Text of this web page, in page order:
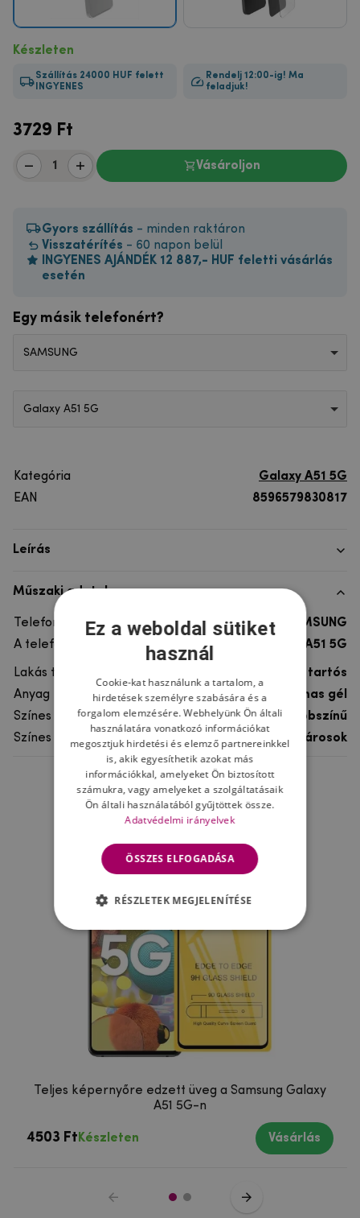
Készleten
Szállítás 24000 HUF felett
INGYENES
Rendelj 12:00-ig! Ma
feladjuk!
3729 Ft
Vásároljon
Gyors szállítás - minden raktáron
Visszatérítés - 60 napon belül
INGYENES AJÁNDÉK 12 887,- HUF feletti vásárlás
esetén
Egy másik telefonért?
SAMSUNG
Galaxy A51 5G
Kategória
Galaxy A51 5G
EAN
8596579830817
Leírás
Műszaki adatok
Telefon márka
SAMSUNG
A telefonmodellhez
Galaxy A51 5G
Lakás típusa
Gél, Ultra tartós
Anyag
rugalmas gél
Színes
többszínű
Színes motívum
Városok
Ne felejtsd el
Teljes képernyőre edzett üveg a Samsung Galaxy
A51 5G-n
4503 Ft Készleten Vásárlás
Ez a weboldal sütiket
használ
Cookie-kat használunk a tartalom, a
hirdetések személyre szabására és a
forgalom elemzésére. Webhelyünk Ön általi
használatára vonatkozó információkat
megosztjuk hirdetési és elemző partnereinkkel
is, akik egyesíthetik azokat más
információkkal, amelyeket Ön biztosított
számukra, vagy amelyeket a szolgáltatásaik
Ön általi használatából gyűjtöttek össze.
Adatvédelmi irányelvek
ÖSSZES ELFOGADÁSA
RÉSZLETEK MEGJELENÍTÉSE